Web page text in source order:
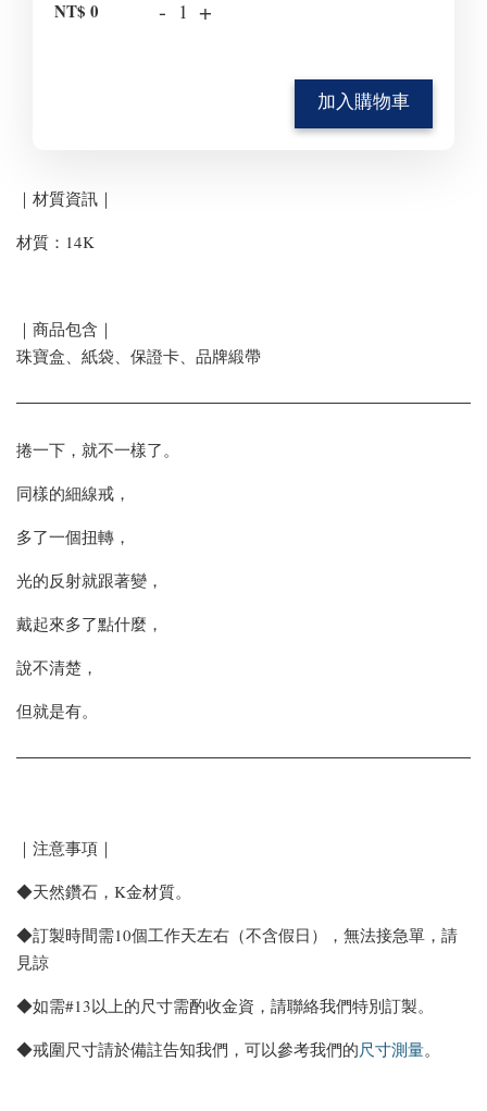
NT$ 0 - +
加入購物車
｜材質資訊｜
材質：14K
｜商品包含｜
珠寶盒、紙袋、保證卡、品牌緞帶
捲一下，就不一樣了。
同樣的細線戒，
多了一個扭轉，
光的反射就跟著變，
戴起來多了點什麼，
說不清楚，
但就是有。
｜注意事項｜
◆天然鑽石，K金材質。
◆訂製時間需10個工作天左右（不含假日），無法接急單，請
見諒
◆如需#13以上的尺寸需酌收金資，請聯絡我們特別訂製。
◆戒圍尺寸請於備註告知我們，可以參考我們的尺寸測量。